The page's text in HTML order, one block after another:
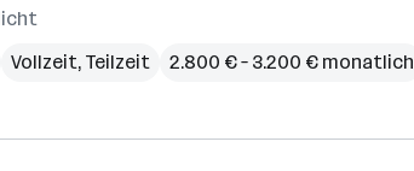
Vollzeit, Teilzeit 2.800 € – 3.200 € monatlich